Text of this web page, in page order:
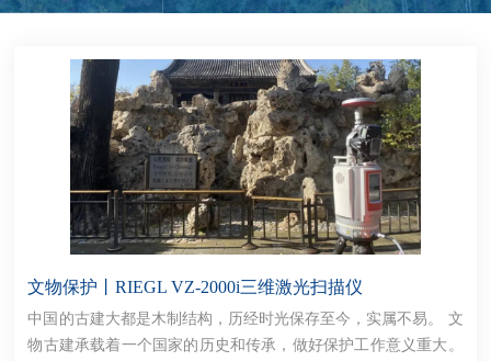
文物保护丨RIEGL VZ-2000i三维激光扫描仪
中国的古建大都是木制结构，历经时光保存至今，实属不易。 文
物古建承载着一个国家的历史和传承，做好保护工作意义重大。